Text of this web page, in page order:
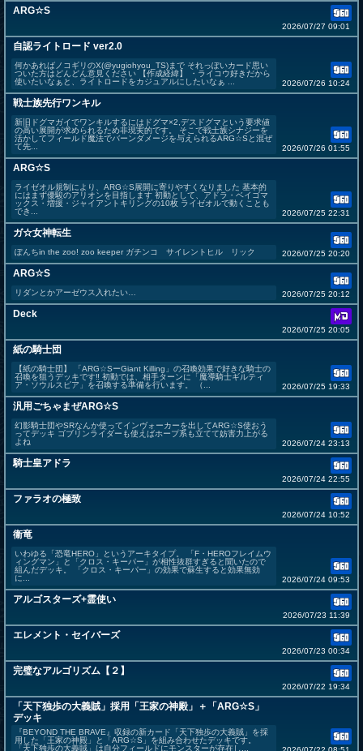
ARG☆S
2026/07/27 09:01
自認ライトロード ver2.0
何かあればノコギリのX(@yugiohyou_TS)まで それっぽいカード思い
ついた方はどんどん意見ください 【作成経緯】 ・ライコウ好きだから
使いたいなぁと、ライトロードをカジュアルにしたいなぁ ...
2026/07/26 10:24
戦士族先行ワンキル
新旧ドグマガイでワンキルするにはドグマ×2,デスドグマという要求値
の高い展開が求められるため非現実的です。 そこで戦士族シナジーを
活かしてフィールド魔法でバーンダメージを与えられるARG☆Sと混ぜ
て先...
2026/07/26 01:55
ARG☆S
ライゼオル規制により、ARG☆S展開に寄りやすくなりました 基本的
にはまず優駿のアリオンを目指します 初動として、アドラ・ベイゴマ
ックス・増援・ジャイアントキリングの10枚 ライゼオルで動くことも
でき...
2026/07/25 22:31
ガ☆女神転生
ぽんちin the zoo! zoo keeper ガチンコ サイレントヒル リック 2026/07/25 20:20
ARG☆S
リダンとかアーゼウス入れたい… 2026/07/25 20:12
Deck
2026/07/25 20:05
紙の騎士団
【紙の騎士団】 「ARG☆SーGiant Killing」の召喚効果で好きな騎士の
召喚を狙うデッキです‼︎ 初動では、相手ターンに「魔導騎士ギルティ
ア・ソウルスピア」を召喚する準備を行います。 （...
2026/07/25 19:33
汎用ごちゃまぜARG☆S
幻影騎士団やSRなんか使ってインヴォーカーを出してARG☆S使おう
ってデッキ ゴブリンライダーも使えばホープ系も立てて妨害力上がる
よね
2026/07/24 23:13
騎士皇アドラ
2026/07/24 22:55
ファラオの極致
2026/07/24 10:52
衞竜
いわゆる「恐竜HERO」というアーキタイプ。 「F・HEROフレイムウ
ィングマン」と「クロス・キーパー」が相性抜群すぎると聞いたので
組んだデッキ。 「クロス・キーパー」の効果で蘇生すると効果無効
に...
2026/07/24 09:53
アルゴスターズ+霊使い
2026/07/23 11:39
エレメント・セイバーズ
2026/07/23 00:34
完璧なアルゴリズム【２】
2026/07/22 19:34
「天下独歩の大義賊」採用「王家の神殿」＋「ARG☆S」
デッキ
『BEYOND THE BRAVE』収録の新カード「天下独歩の大義賊」を採
用した「王家の神殿」と「ARG☆S」を組み合わせたデッキです。
「天下独歩の大義賊」は自分フィールドにモンスターが存在し...